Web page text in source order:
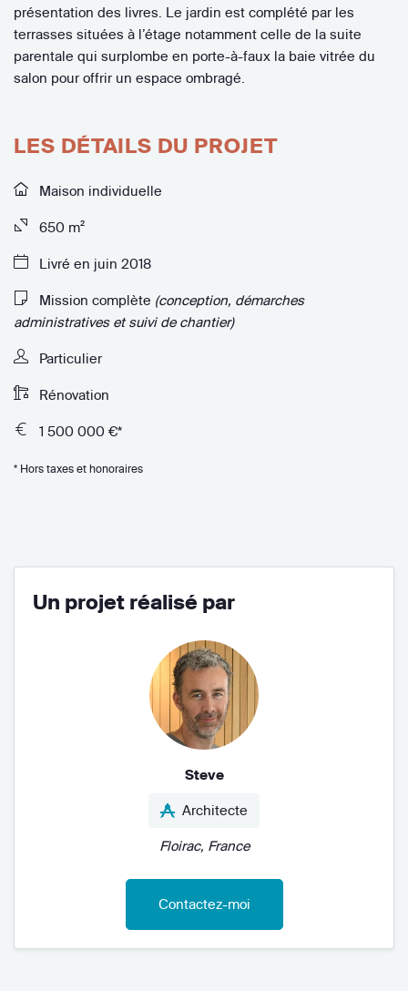
présentation des livres. Le jardin est complété par les
terrasses situées à l’étage notamment celle de la suite
parentale qui surplombe en porte-à-faux la baie vitrée du
salon pour offrir un espace ombragé.
LES DÉTAILS DU PROJET
Maison individuelle
650 m²
Livré en juin 2018
Mission complète (conception, démarches
administratives et suivi de chantier)
Particulier
Rénovation
1 500 000 €*
* Hors taxes et honoraires
Un projet réalisé par
Steve
Architecte
Floirac, France
Contactez-moi